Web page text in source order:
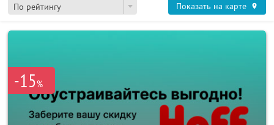
По рейтингу Показать на карте
-15%